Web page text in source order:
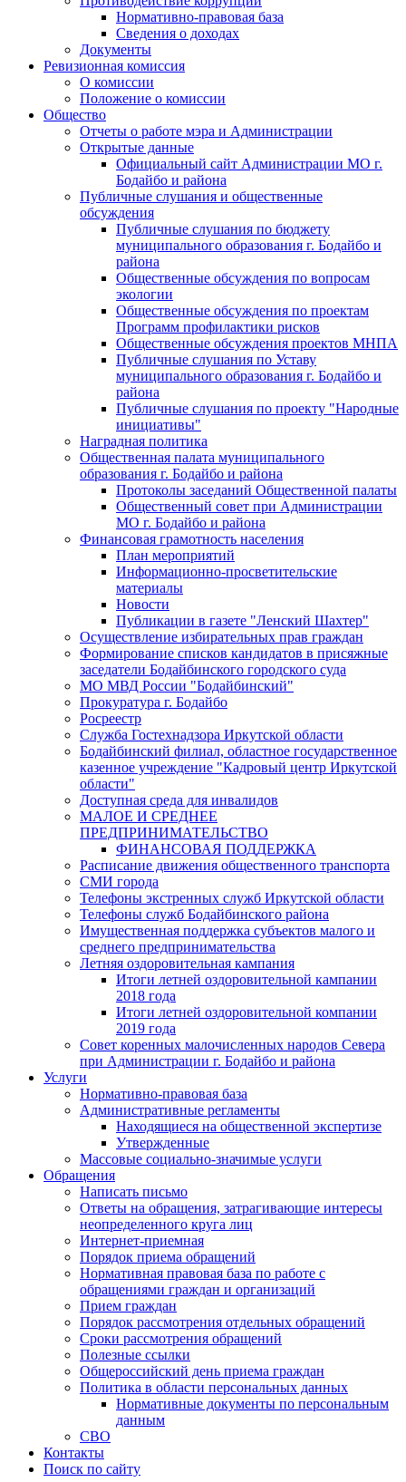
Нормативно-правовая база
Сведения о доходах
Документы
Ревизионная комиссия
О комиссии
Положение о комиссии
Общество
Отчеты о работе мэра и Администрации
Открытые данные
Официальный сайт Администрации МО г.
Бодайбо и района
Публичные слушания и общественные
обсуждения
Публичные слушания по бюджету
муниципального образования г. Бодайбо и
района
Общественные обсуждения по вопросам
экологии
Общественные обсуждения по проектам
Программ профилактики рисков
Общественные обсуждения проектов МНПА
Публичные слушания по Уставу
муниципального образования г. Бодайбо и
района
Публичные слушания по проекту "Народные
инициативы"
Наградная политика
Общественная палата муниципального
образования г. Бодайбо и района
Протоколы заседаний Общественной палаты
Общественный совет при Администрации
МО г. Бодайбо и района
Финансовая грамотность населения
План мероприятий
Информационно-просветительские
материалы
Новости
Публикации в газете "Ленский Шахтер"
Осуществление избирательных прав граждан
Формирование списков кандидатов в присяжные
заседатели Бодайбинского городского суда
МО МВД России "Бодайбинский"
Прокуратура г. Бодайбо
Росреестр
Служба Гостехнадзора Иркутской области
Бодайбинский филиал, областное государственное
казенное учреждение "Кадровый центр Иркутской
области"
Доступная среда для инвалидов
МАЛОЕ И СРЕДНЕЕ
ПРЕДПРИНИМАТЕЛЬСТВО
ФИНАНСОВАЯ ПОДДЕРЖКА
Расписание движения общественного транспорта
СМИ города
Телефоны экстренных служб Иркутской области
Телефоны служб Бодайбинского района
Имущественная поддержка субъектов малого и
среднего предпринимательства
Летняя оздоровительная кампания
Итоги летней оздоровительной кампании
2018 года
Итоги летней оздоровительной компании
2019 года
Совет коренных малочисленных народов Севера
при Администрации г. Бодайбо и района
Услуги
Нормативно-правовая база
Административные регламенты
Находящиеся на общественной экспертизе
Утвержденные
Массовые социально-значимые услуги
Обращения
Написать письмо
Ответы на обращения, затрагивающие интересы
неопределенного круга лиц
Интернет-приемная
Порядок приема обращений
Нормативная правовая база по работе с
обращениями граждан и организаций
Прием граждан
Порядок рассмотрения отдельных обращений
Сроки рассмотрения обращений
Полезные ссылки
Общероссийский день приема граждан
Политика в области персональных данных
Нормативные документы по персональным
данным
СВО
Контакты
Поиск по сайту